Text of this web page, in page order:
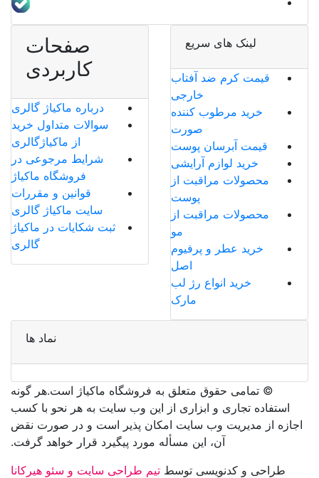
لینک های سریع
قیمت کرم ضد آفتاب
خارجی
خرید مرطوب کننده
صورت
قیمت آبرسان پوست
خرید لوازم آرایشی
محصولات مراقبت از
پوست
محصولات مراقبت از
مو
خرید عطر و پرفیوم
اصل
خرید انواع رژ لب
مارک
صفحات
کاربردی
درباره ماکیاژ گالری
سوالات متداول خرید
از ماکیاژگالری
شرایط مرجوعی در
فروشگاه ماکیاژ
قوانین و مقررات
سایت ماکیاژ گالری
ثبت شکایات در ماکیاژ
گالری
نماد ها
©️ تمامی حقوق متعلق به فروشگاه ماکیاژ است.هر گونه
استفاده تجاری و ابزاری از این وب سایت به هر نحو با کسب
اجازه از مدیریت وب سایت امکان پذیر است و در صورت نقض
آن، این مسأله مورد پیگیرد قرار خواهد گرفت.
طراحی و کدنویسی توسط تیم طراحی سایت و سئو هیرکانا